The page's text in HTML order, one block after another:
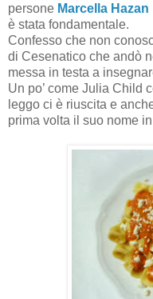
persone Marcella Hazan
è stata fondamentale.
Confesso che non
di Cesenatico che andò
messa in testa a
Un po’ come Julia Child
leggo ci è riuscita e
prima volta il suo nome